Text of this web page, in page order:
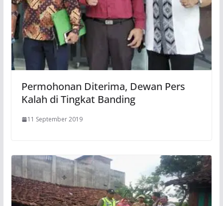
Permohonan Diterima, Dewan Pers
Kalah di Tingkat Banding
11 September 2019